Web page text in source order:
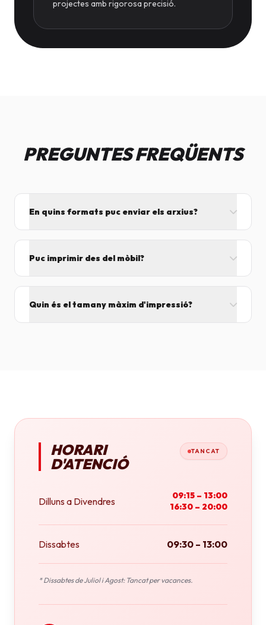
projectes amb rigorosa precisió.
PREGUNTES FREQÜENTS
En quins formats puc enviar els arxius?
Word i Excel.
Puc imprimir des del mòbil?
Quin és el tamany màxim d'impressió?
HORARI
D'ATENCIÓ
TANCAT
Dilluns a Divendres
09:15 – 13:00
16:30 – 20:00
Dissabtes 09:30 – 13:00
* Dissabtes de Juliol i Agost: Tancat per vacances.